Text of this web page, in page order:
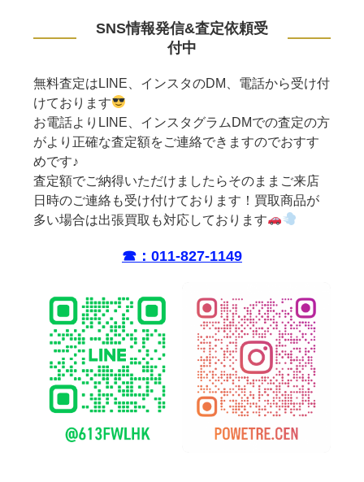
SNS情報発信&査定依頼受
付中
無料査定はLINE、インスタのDM、電話から受け付
けております
お電話よりLINE、インスタグラムDMでの査定の方
がより正確な査定額をご連絡できますのでおすす
めです♪
査定額でご納得いただけましたらそのままご来店
日時のご連絡も受け付けております！買取商品が
多い場合は出張買取も対応しております
☎︎：011-827-1149